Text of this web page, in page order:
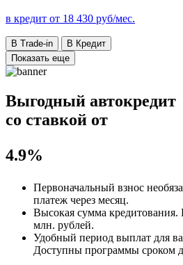
в кредит от 18 430 руб/мес.
В Trade-in
В Кредит
Показать еще
Выгодный автокредит
со ставкой от
4.9%
Первоначальный взнос
платеж через месяц.
Высокая сумма кредитования.
млн. рублей.
Удобный период выплат для
Доступны программы сроком